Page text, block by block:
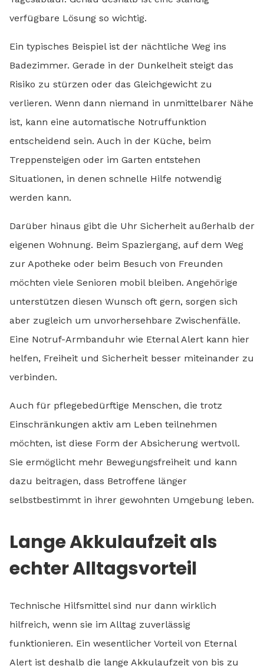
verfügbare Lösung so wichtig.
Ein typisches Beispiel ist der nächtliche Weg ins
Badezimmer. Gerade in der Dunkelheit steigt das
Risiko zu stürzen oder das Gleichgewicht zu
verlieren. Wenn dann niemand in unmittelbarer Nähe
ist, kann eine automatische Notruffunktion
entscheidend sein. Auch in der Küche, beim
Treppensteigen oder im Garten entstehen
Situationen, in denen schnelle Hilfe notwendig
werden kann.
Darüber hinaus gibt die Uhr Sicherheit außerhalb der
eigenen Wohnung. Beim Spaziergang, auf dem Weg
zur Apotheke oder beim Besuch von Freunden
möchten viele Senioren mobil bleiben. Angehörige
unterstützen diesen Wunsch oft gern, sorgen sich
aber zugleich um unvorhersehbare Zwischenfälle.
Eine Notruf-Armbanduhr wie Eternal Alert kann hier
helfen, Freiheit und Sicherheit besser miteinander zu
verbinden.
Auch für pflegebedürftige Menschen, die trotz
Einschränkungen aktiv am Leben teilnehmen
möchten, ist diese Form der Absicherung wertvoll.
Sie ermöglicht mehr Bewegungsfreiheit und kann
dazu beitragen, dass Betroffene länger
selbstbestimmt in ihrer gewohnten Umgebung leben.
Lange Akkulaufzeit als
echter Alltagsvorteil
Technische Hilfsmittel sind nur dann wirklich
hilfreich, wenn sie im Alltag zuverlässig
funktionieren. Ein wesentlicher Vorteil von Eternal
Alert ist deshalb die lange Akkulaufzeit von bis zu